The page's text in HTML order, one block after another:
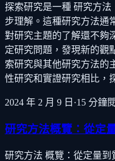
探索研究是一種 研究方
步理解。這種研究方法通
對研究主題的了解還不夠
定研究問題，發現新的觀
索研究與其他研究方法的
性研究和實證研究相比，
2024 年 2 月 9 日 ·15 分鐘
研究方法概覽：從定
研究方法 概覽：從定量